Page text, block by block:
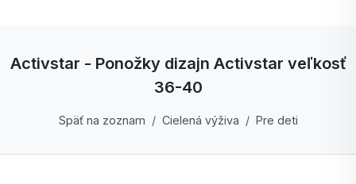
Activstar - Ponožky dizajn Activstar veľkosť
36-40
Späť na zoznam Cielená výživa Pre deti